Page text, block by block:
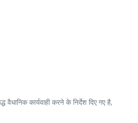
कार्यवाही करने के निर्देश दिए गए है,